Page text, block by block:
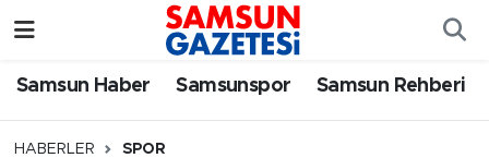
Samsun Haber Samsunspor Samsun Rehberi
HABERLER SPOR
Samsun Haber
Samsun Nöbetçi Eczaneler